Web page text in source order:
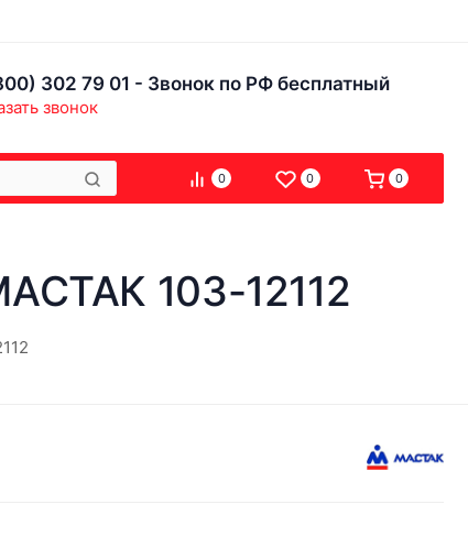
302 79 01 - Звонок по РФ бесплатный
звонок
0 0 0
103-12112